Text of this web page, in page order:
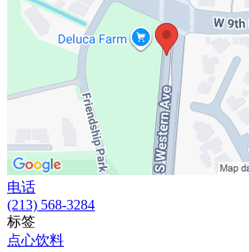
电话
(213) 568-3284
标签
点心饮料